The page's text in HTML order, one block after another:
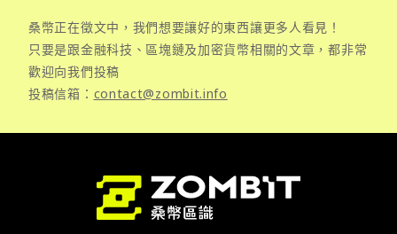
桑幣正在徵文中，我們想要讓好的東西讓更多人看見！
只要是跟金融科技、區塊鏈及加密貨幣相關的文章，都非常
歡迎向我們投稿
投稿信箱： contact@zombit.info